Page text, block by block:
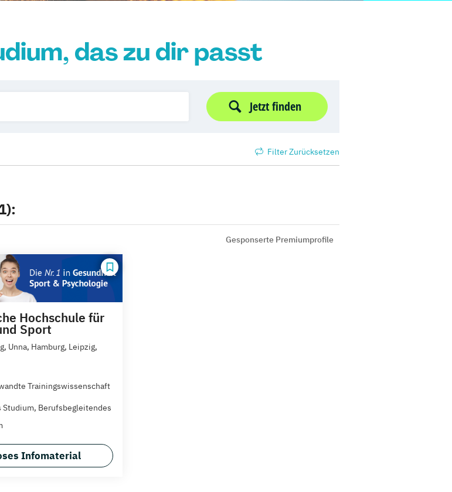
das zu dir passt
Jetzt finden
Filter Zurücksetzen
Gesponserte Premiumprofile
Hochschule für
Sport
Unna, Hamburg, Leipzig,
Trainingswissenschaft
Studium, Berufsbegleitendes
Infomaterial